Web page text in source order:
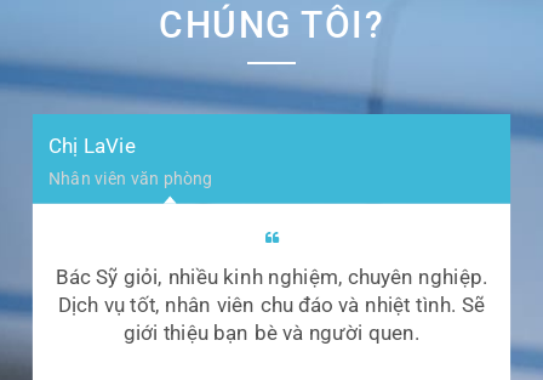
CHÚNG TÔI?
Chị LaVie
Nhân viên văn phòng
Bác Sỹ giỏi, nhiều kinh nghiệm, chuyên nghiệp.
Dịch vụ tốt, nhân viên chu đáo và nhiệt tình. Sẽ
giới thiệu bạn bè và người quen.